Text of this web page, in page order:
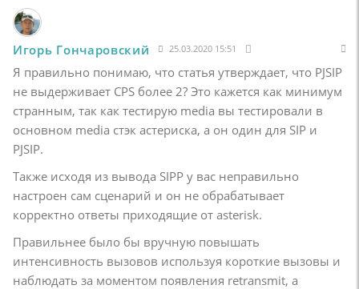
Игорь Гончаровский 25.03.2020 15:51
Я правильно понимаю, что статья утверждает, что PJSIP
не выдерживает CPS более 2? Это кажется как минимум
странным, так как тестирую media вы тестировали в
основном media стэк астериска, а он один для SIP и
PJSIP.
Также исходя из вывода SIPP у вас неправильно
настроен сам сценарий и он не обрабатывает
корректно ответы приходящие от asterisk.
Правильнее было бы вручную повышать
интенсивность вызовов используя короткие вызовы и
наблюдать за моментом появления retransmit, а